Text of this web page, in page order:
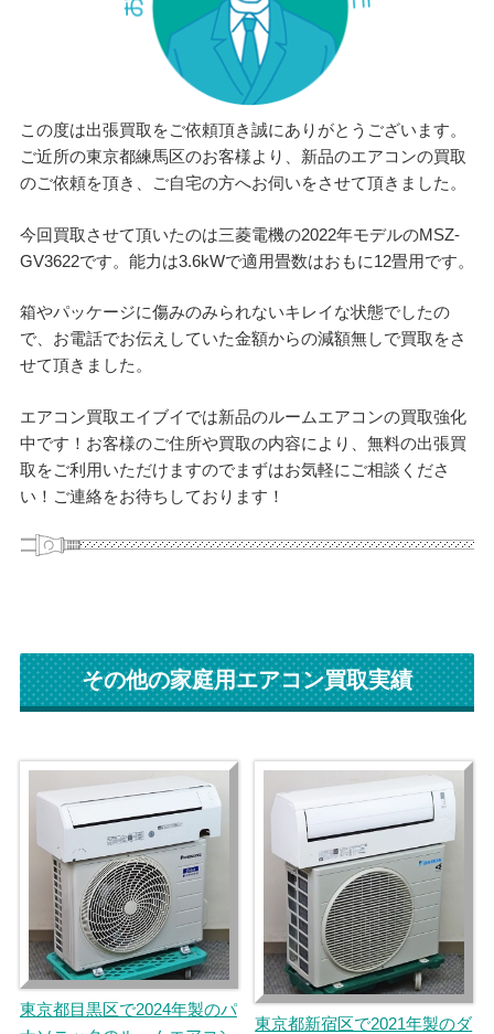
この度は出張買取をご依頼頂き誠にありがとうございます。
ご近所の東京都練馬区のお客様より、新品のエアコンの買取
のご依頼を頂き、ご自宅の方へお伺いをさせて頂きました。
今回買取させて頂いたのは三菱電機の2022年モデルのMSZ-
GV3622です。能力は3.6kWで適用畳数はおもに12畳用です。
箱やパッケージに傷みのみられないキレイな状態でしたの
で、お電話でお伝えしていた金額からの減額無しで買取をさ
せて頂きました。
エアコン買取エイブイでは新品のルームエアコンの買取強化
中です！お客様のご住所や買取の内容により、無料の出張買
取をご利用いただけますのでまずはお気軽にご相談くださ
い！ご連絡をお待ちしております！
その他の家庭用エアコン買取実績
東京都目黒区で2024年製のパ
東京都新宿区で2021年製のダ